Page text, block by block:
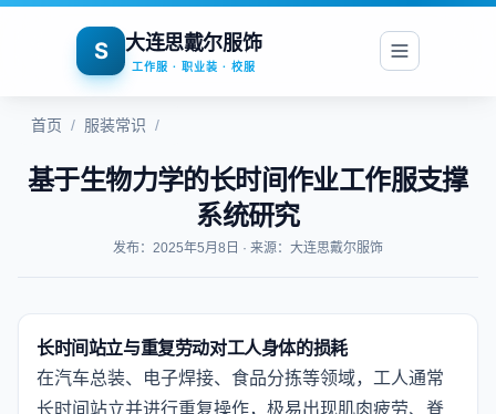
S 大连思戴尔服饰
工作服 · 职业装 · 校服
首页 / 服装常识 /
基于生物力学的长时间作业工作服支撑
系统研究
发布：2025年5月8日 · 来源：大连思戴尔服饰
长时间站立与重复劳动对工人身体的损耗
在汽车总装、电子焊接、食品分拣等领域，工人通常
长时间站立并进行重复操作，极易出现肌肉疲劳、脊